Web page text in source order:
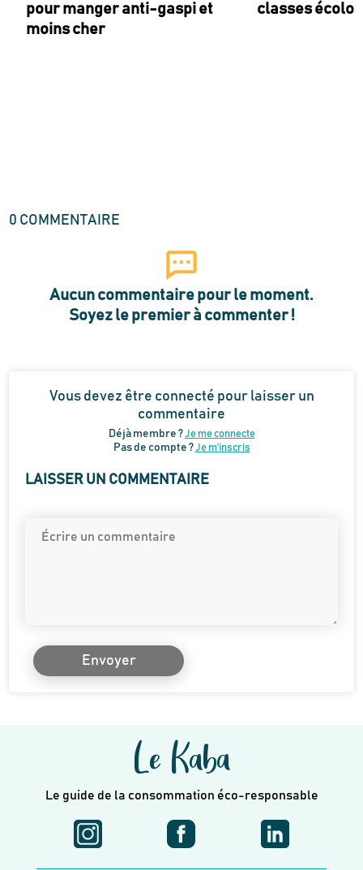
pour manger anti-gaspi et
moins cher
classes écolo !
0 COMMENTAIRE
Aucun commentaire pour le moment.
Soyez le premier à commenter !
Vous devez être connecté pour laisser un
commentaire
Déjà membre ?Je me connecte
Pas de compte ?Je m’inscris
LAISSER UN COMMENTAIRE
Envoyer
Le Kaba
Le guide de la consommation éco-responsable